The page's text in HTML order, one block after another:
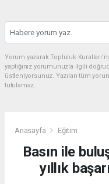
Yorum yazarak Topluluk
yaptığınız yorumunuzla ilgili
üstleniyorsunuz. Yazılan tüm
tutulamaz.
Anasayfa Eğitim
Basın ile
yıllık